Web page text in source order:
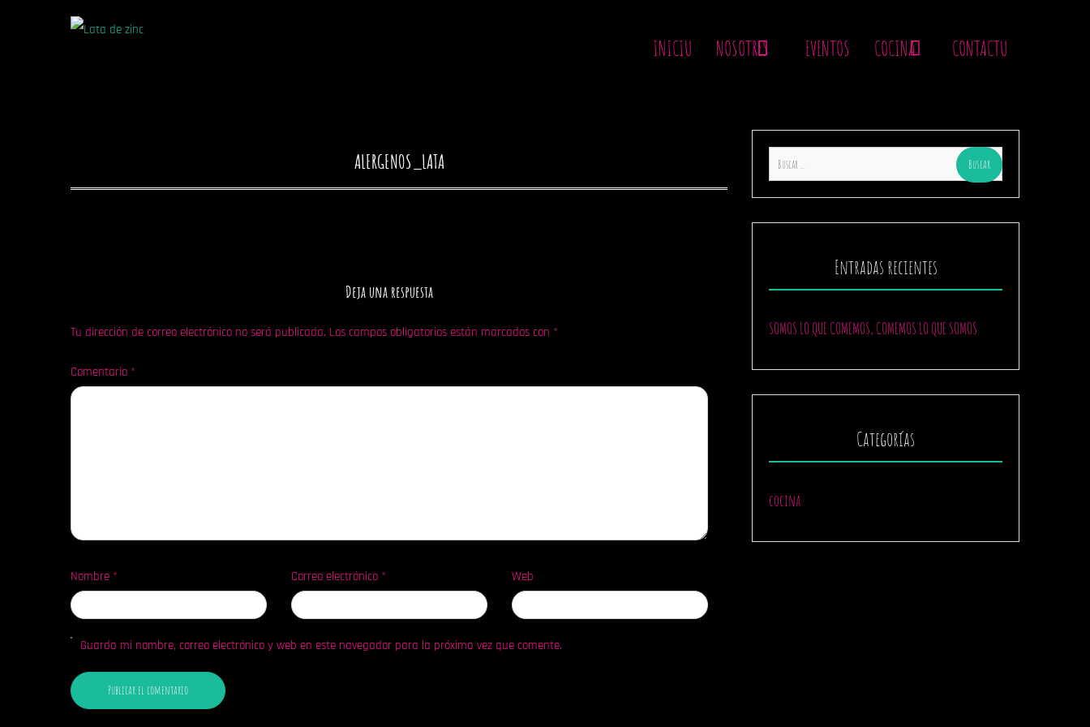
INICIU NOSOTRES EVENTOS COCINA CONTACTU
ALERGENOS_LATA
Deja una respuesta
Tu dirección de correo electrónico no será publicada. Los campos obligatorios están marcados con *
Comentario *
Nombre * Correo electrónico * Web
Guarda mi nombre, correo electrónico y web en este navegador para la próxima vez que comente.
Buscar:
Entradas recientes
SOMOS LO QUE COMEMOS, COMEMOS LO QUE SOMOS
Categorías
cocina